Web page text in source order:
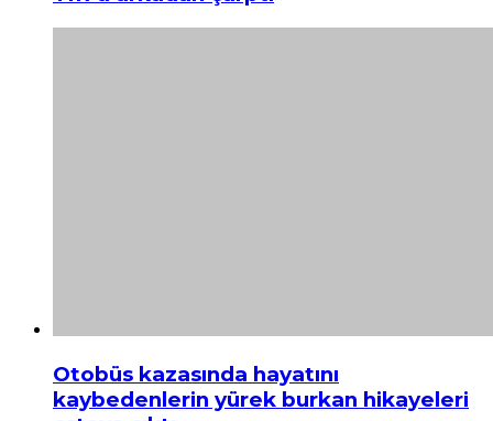
Otobüs kazasında hayatını
kaybedenlerin yürek burkan hikayeleri